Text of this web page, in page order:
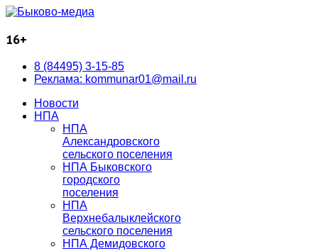
16+
8 (84495) 3-15-85
Реклама: kommunar01@mail.ru
Новости
НПА
НПА
Александровского
сельского поселения
НПА Быковского
городского
поселения
НПА
Верхнебалыклейского
сельского поселения
НПА Демидовского